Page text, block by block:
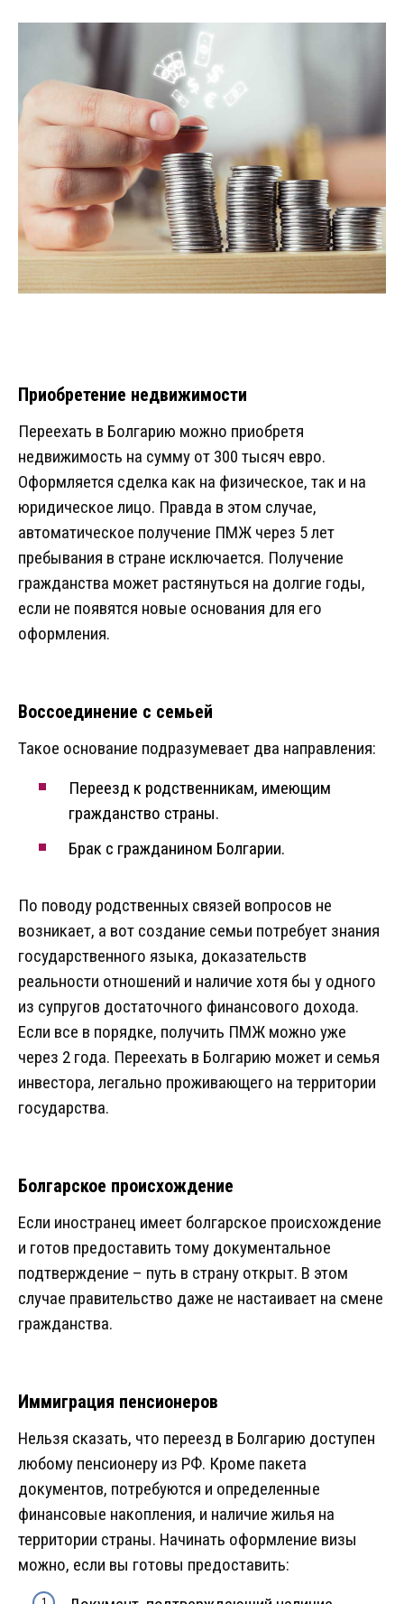
Приобретение недвижимости
Переехать в Болгарию можно приобретя
недвижимость на сумму от 300 тысяч евро.
Оформляется сделка как на физическое, так и на
юридическое лицо. Правда в этом случае,
автоматическое получение ПМЖ через 5 лет
пребывания в стране исключается. Получение
гражданства может растянуться на долгие годы,
если не появятся новые основания для его
оформления.
Воссоединение с семьей
Такое основание подразумевает два направления:
Переезд к родственникам, имеющим
гражданство страны.
Брак с гражданином Болгарии.
По поводу родственных связей вопросов не
возникает, а вот создание семьи потребует знания
государственного языка, доказательств
реальности отношений и наличие хотя бы у одного
из супругов достаточного финансового дохода.
Если все в порядке, получить ПМЖ можно уже
через 2 года. Переехать в Болгарию может и семья
инвестора, легально проживающего на территории
государства.
Болгарское происхождение
Если иностранец имеет болгарское происхождение
и готов предоставить тому документальное
подтверждение – путь в страну открыт. В этом
случае правительство даже не настаивает на смене
гражданства.
Иммиграция пенсионеров
Нельзя сказать, что переезд в Болгарию доступен
любому пенсионеру из РФ. Кроме пакета
документов, потребуются и определенные
финансовые накопления, и наличие жилья на
территории страны. Начинать оформление визы
можно, если вы готовы предоставить: